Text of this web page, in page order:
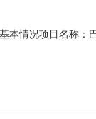
本情况项目名称：